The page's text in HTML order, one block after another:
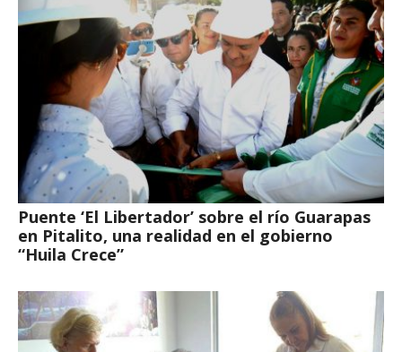
Puente ‘El Libertador’ sobre el río Guarapas
en Pitalito, una realidad en el gobierno
“Huila Crece”